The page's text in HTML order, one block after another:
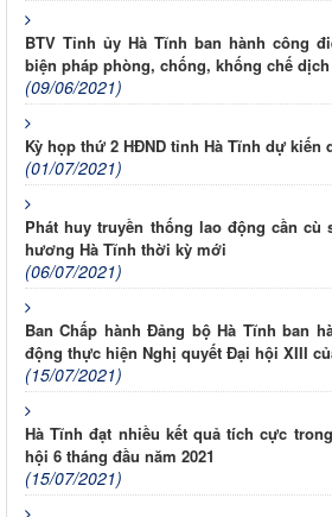
BTV Tỉnh ủy Hà Tĩnh ban hành công
biện pháp phòng, chống, khống chế
(09/06/2021)
Kỳ họp thứ 2 HĐND tỉnh Hà Tĩnh dự kiến
(01/07/2021)
Phát huy truyền thống lao động cần cù
hương Hà Tĩnh thời kỳ mới
(06/07/2021)
Ban Chấp hành Đảng bộ Hà Tĩnh ban
động thực hiện Nghị quyết Đại hội XIII
(15/07/2021)
Hà Tĩnh đạt nhiều kết quả tích cực
hội 6 tháng đầu năm 2021
(15/07/2021)